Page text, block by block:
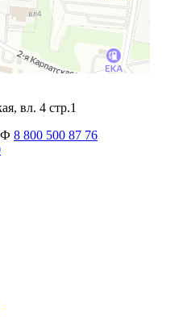
вл. 4 стр.1
8 800 500 87 76